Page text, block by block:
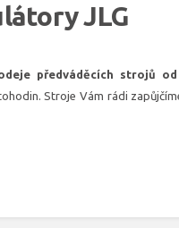
JLG
předváděcích strojů
Stroje Vám rádi